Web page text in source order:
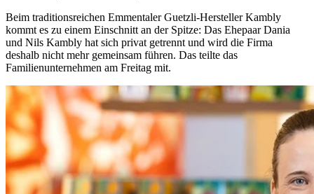
Beim traditionsreichen Emmentaler Guetzli-Hersteller Kambly
kommt es zu einem Einschnitt an der Spitze: Das Ehepaar Dania
und Nils Kambly hat sich privat getrennt und wird die Firma
deshalb nicht mehr gemeinsam führen. Das teilte das
Familienunternehmen am Freitag mit.